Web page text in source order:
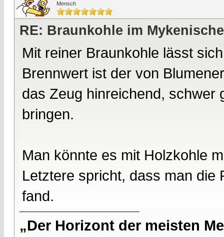
Mensch
RE: Braunkohle im
Mit reiner Braunkohle lässt
Brennwert ist der von
das Zeug hinreichend, schwer
bringen.
Man könnte es mit Holzkohle
Letztere spricht, dass man die
fand.
„Der Horizont der meisten